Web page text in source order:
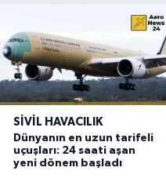
SIVIL HAVACILIK
Dünyanın en uzun tarifeli
uçuşları: 24 saati aşan
yeni dönem başladı